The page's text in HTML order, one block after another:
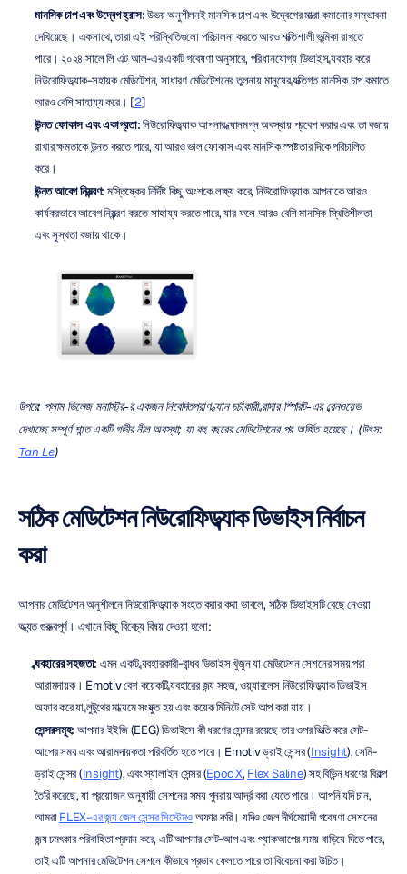
মানসিক চাপ এবং উদ্বেগ হ্রাস: উভয় অনুশীলনই মানসিক চাপ এবং উদ্বেগের মাত্রা কমানোর সম্ভাবনা
দেখিয়েছে। একসাথে, তারা এই পরিস্থিতিগুলো পরিচালনা করতে আরও শক্তিশালী ভূমিকা রাখতে
পারে। ২০২৪ সালে লি এট আল-এর একটি গবেষণা অনুসারে, পরিধানযোগ্য ডিভাইস ব্যবহার করে
নিউরোফিডব্যাক-সহায়ক মেডিটেশন, সাধারণ মেডিটেশনের তুলনায় মানুষের ব্যক্তিগত মানসিক চাপ কমাতে
আরও বেশি সাহায্য করে। [2]
উন্নত ফোকাস এবং একাগ্রতা: নিউরোফিডব্যাক আপনার ধ্যানমগ্ন অবস্থায় প্রবেশ করার এবং তা বজায়
রাখার ক্ষমতাকে উন্নত করতে পারে, যা আরও ভাল ফোকাস এবং মানসিক স্পষ্টতার দিকে পরিচালিত
করে।
উন্নত আবেগ নিয়ন্ত্রণ: মস্তিষ্কের নির্দিষ্ট কিছু অংশকে লক্ষ্য করে, নিউরোফিডব্যাক আপনাকে আরও
কার্যকরভাবে আবেগ নিয়ন্ত্রণ করতে সাহায্য করতে পারে, যার ফলে আরও বেশি মানসিক স্থিতিশীলতা
এবং সুস্থতা বজায় থাকে।
উপরে: প্লাম ভিলেজ মনাস্ট্রি-র একজন নিবেদিতপ্রাণ ধ্যান চর্চাকারী ব্রাদার স্পিরিট-এর ব্রেনওয়েভ
Tan Le)
সঠিক মেডিটেশন নিউরোফিডব্যাক ডিভাইস নির্বাচন
করা
আপনার মেডিটেশন অনুশীলনে নিউরোফিডব্যাক সংহত করার কথা ভাবলে, সঠিক ডিভাইসটি বেছে নেওয়া
অত্যন্ত গুরুত্বপূর্ণ। এখানে কিছু বিবেচ্য বিষয় দেওয়া হলো:
ব্যবহারের সহজতা: এমন একটি ব্যবহারকারী-বান্ধব ডিভাইস খুঁজুন যা মেডিটেশন সেশনের সময় পরা
আরামদায়ক। Emotiv বেশ কয়েকটি ব্যবহারের জন্য সহজ, ওয়্যারলেস নিউরোফিডব্যাক ডিভাইস
অফার করে যা ব্লুটুথের মাধ্যমে সংযুক্ত হয় এবং কয়েক মিনিটে সেট আপ করা যায়।
সেন্সরসমূহ: আপনার ইইজি (EEG) ডিভাইসে কী ধরণের সেন্সর রয়েছে তার ওপর ভিত্তি করে সেট-
আপের সময় এবং আরামদায়কতা পরিবর্তিত হতে পারে। Emotiv ড্রাই সেন্সর (Insight), সেমি-
ড্রাই সেন্সর (Insight), এবং স্যালাইন সেন্সর (Epoc X, Flex Saline) সহ বিভিন্ন ধরণের বিকল্প
তৈরি করেছে, যা প্রয়োজন অনুযায়ী সেশনের সময় পুনরায় আর্দ্র করা যেতে পারে। আপনি যদি চান,
আমরা FLEX-এর জন্য জেল সেন্সর সিস্টেমও অফার করি। যদিও জেল দীর্ঘমেয়াদী গবেষণা সেশনের
জন্য চমৎকার পরিবাহিতা প্রদান করে, এটি আপনার সেট-আপ এবং প্যাকআপের সময় বাড়িয়ে দিতে পারে,
তাই এটি আপনার মেডিটেশন সেশনে কীভাবে প্রভাব ফেলতে পারে তা বিবেচনা করা উচিত।